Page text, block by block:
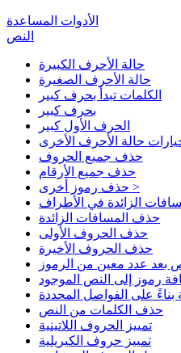
الأدوات المساعدة
النص
حالة الأحرف الكبيرة
حالة الأحرف الصغيرة
الكلمات تبدأ بحرف كبير
بحرف كبير
الحرف الأول كبير
حذف جميع الحروف
حذف جميع الأرقام
حذف رموز أخرى >
الزائدة في الأطراف
حذف المسافات الزائدة
حذف الحروف الأولى
حذف الحروف الأخيرة
بعد عدد معين من الرموز
رموز إلى النص الموجود
على الفواصل المحددة
حذف الكلمات من النص
تمييز الحروف اللاتينية
تمييز حروف الكيريلية